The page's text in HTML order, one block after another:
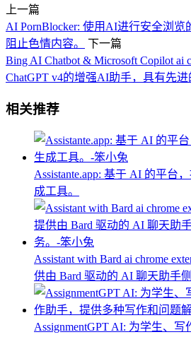
上一篇
AI PornBlocker: 使用AI进行安全浏览
阻止色情内容。
下一篇
Bing AI Chatbot & Microsoft Copilot ai
ChatGPT v4的增强AI助手，具有先进
相关推荐
Assistante.app: 基于 AI 的平台
成工具。
Assistant with Bard ai chrome
供由 Bard 驱动的 AI 聊天助手
AssignmentGPT AI: 为学生、